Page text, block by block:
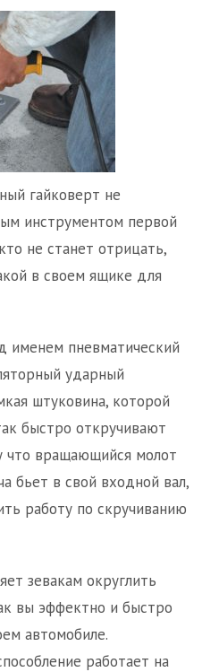
гайковерт не
инструментом первой
не станет отрицать,
в своем ящике для
именем пневматический
ударный
штуковина, которой
быстро откручивают
что вращающийся молот
бьет в свой входной вал,
работу по скручиванию
зевакам округлить
вы эффектно и быстро
автомобиле.
работает на